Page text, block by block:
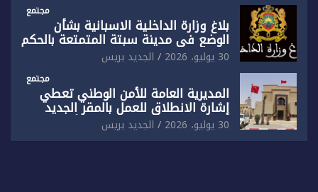
مجتمع
بلاغ وزارة الداخلية الاسبانية بشأن
الوضع في مدينة سبتة المتمتعة بالحكم
الذاتي
30 يوليو، 2026 الجديد بريس
مجتمع
المديرية العامة للأمن الوطني تعطي
إشارة الانطلاق للعمل بالمقر الجديد
للدائرة الثالثة للشرطة بولاية أمن العيون
30 يوليو، 2026 الجديد بريس